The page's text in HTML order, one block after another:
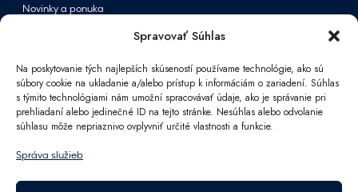
Spravovať Súhlas
Na poskytovanie tých najlepších skúseností používame technológie, ako sú
súbory cookie na ukladanie a/alebo prístup k informáciám o zariadení. Súhlas
s týmito technológiami nám umožní spracovávať údaje, ako je správanie pri
prehliadaní alebo jedinečné ID na tejto stránke. Nesúhlas alebo odvolanie
súhlasu môže nepriaznivo ovplyvniť určité vlastnosti a funkcie.
Správa služieb
Novinky a ponuka
Informácie
Kontakt
FAQ